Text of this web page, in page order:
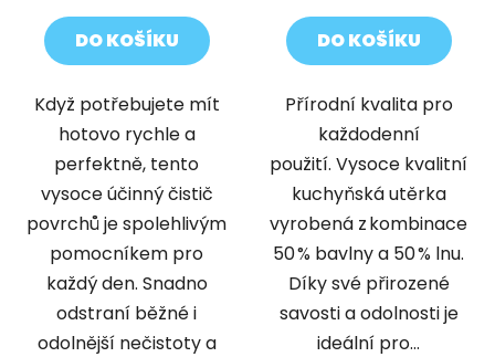
DO KOŠÍKU
Když potřebujete mít
hotovo rychle a
perfektně, tento
vysoce účinný čistič
povrchů je spolehlivým
pomocníkem pro
každý den. Snadno
odstraní běžné i
odolnější nečistoty a
DO KOŠÍKU
Přírodní kvalita pro
každodenní
použití. Vysoce kvalitní
kuchyňská utěrka
vyrobená z kombinace
50 % bavlny a 50 % lnu.
Díky své přirozené
savosti a odolnosti je
ideální pro...